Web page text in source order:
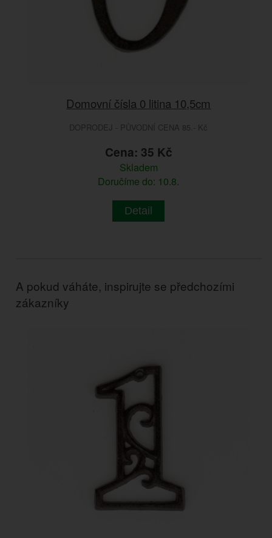
Domovní čísla 0 litina 10,5cm
DOPRODEJ - PŮVODNÍ CENA 85.- Kč
Cena: 35 Kč
Skladem
Doručíme do: 10.8.
Detail
A pokud váháte, inspirujte se předchozími
zákazníky